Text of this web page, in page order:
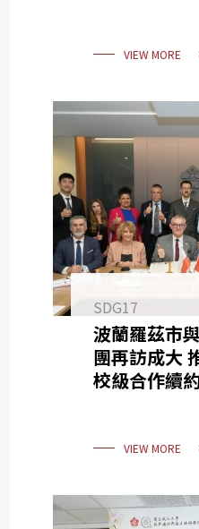
VIEW MORE
SDG17
波蘭羅茲市
團再訪成大
校級合作續
VIEW MORE